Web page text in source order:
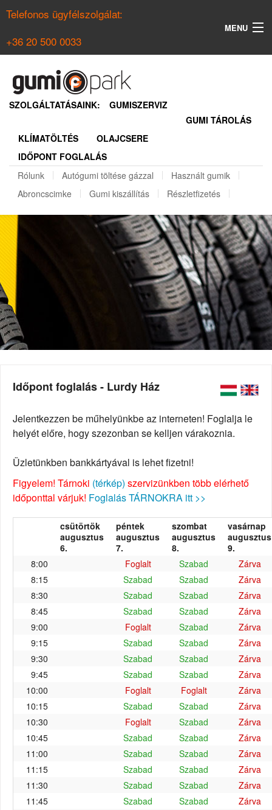
Telefonos ügyfélszolgálat:
+36 20 500 0033
MENU
NYÁRI GUMI KERESŐ
REGISZTRÁCIÓ
SZOLGÁLTATÁSAINK:
GUMISZERVIZ
GUMI TÁROLÁS
KLÍMATÖLTÉS
OLAJCSERE
IDŐPONT FOGLALÁS
Rólunk
Autógumi töltése gázzal
Használt gumik
Abroncscimke
Gumi kiszállítás Részletfizetés
Időpont foglalás - Lurdy Ház
Jelentkezzen be műhelyünkbe az interneten! Foglalja le
helyét előre, hogy szezonban se kelljen várakoznia.
Üzletünkben bankkártyával is lehet fizetni!
Figyelem! Tárnoki (térkép) szervizünkben több elérhető
időponttal várjuk! Foglalás TÁRNOKRA itt >>
csütörtök
augusztus
6.
péntek
augusztus
7.
szombat
augusztus
8.
vasárnap
augusztus
9.
8:00
Foglalt Szabad
Zárva
8:15
Szabad Szabad
Zárva
8:30
Szabad Szabad
Zárva
8:45
Szabad Szabad
Zárva
9:00
Foglalt Szabad
Zárva
9:15
Szabad Szabad
Zárva
9:30
Szabad Szabad
Zárva
9:45
Szabad Szabad
Zárva
10:00
Foglalt Foglalt
Zárva
10:15
Szabad Szabad
Zárva
10:30
Foglalt Szabad
Zárva
10:45
Szabad Szabad
Zárva
11:00
Szabad Szabad
Zárva
11:15
Szabad Szabad
Zárva
11:30
Szabad Szabad
Zárva
11:45
Szabad Szabad
Zárva